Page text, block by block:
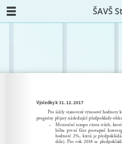
ŠAVŠ